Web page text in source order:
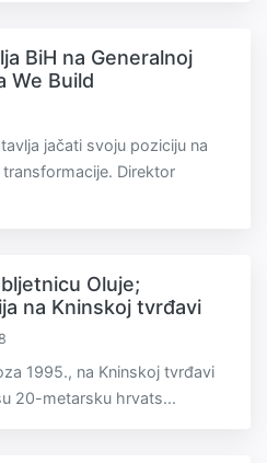
BiH na Generalnoj
We Build
jačati svoju poziciju na
Direktor
Oluje;
na Kninskoj tvrđavi
1995., na Kninskoj tvrđavi
20-metarsku hrvats...